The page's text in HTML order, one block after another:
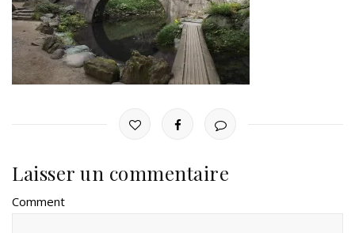
Laisser un commentaire
Comment